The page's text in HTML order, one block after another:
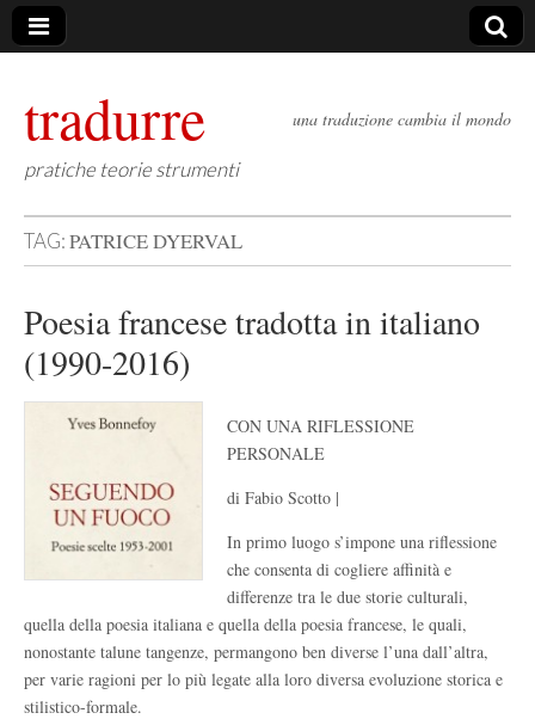
tradurre
pratiche teorie strumenti
una traduzione cambia il mondo
TAG:PATRICE DYERVAL
Poesia francese tradotta in italiano
(1990-2016)
CON UNA RIFLESSIONE
PERSONALE
di Fabio Scotto |
In primo luogo s’impone una riflessione
che consenta di cogliere affinità e
differenze tra le due storie culturali,
quella della poesia italiana e quella della poesia francese, le quali,
nonostante talune tangenze, permangono ben diverse l’una dall’altra,
per varie ragioni per lo più legate alla loro diversa evoluzione storica e
stilistico-formale.